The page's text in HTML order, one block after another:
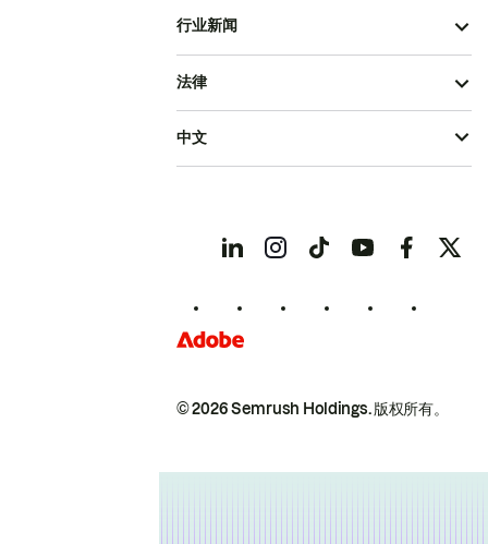
行业新闻
© 2026 Semrush Holdings.版权所有。
法律
中文